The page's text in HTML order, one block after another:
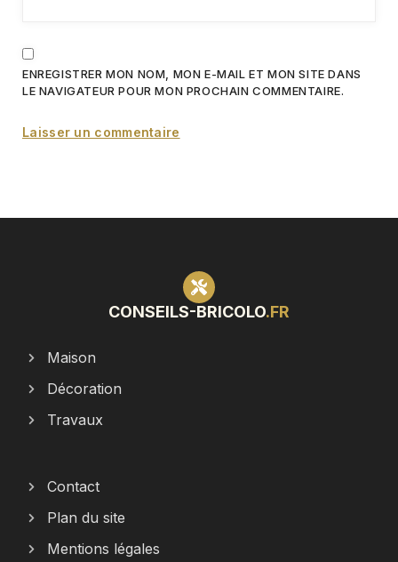
ENREGISTRER MON NOM, MON E-MAIL ET MON SITE DANS
LE NAVIGATEUR POUR MON PROCHAIN COMMENTAIRE.
CONSEILS-BRICOLO.FR
Maison
Décoration
Travaux
Contact
Plan du site
Mentions légales